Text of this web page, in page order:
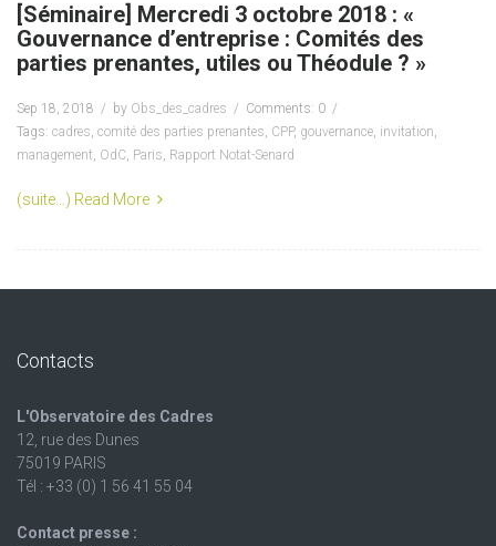
[Séminaire] Mercredi 3 octobre 2018 : «
Gouvernance d’entreprise : Comités des
parties prenantes, utiles ou Théodule ? »
Sep 18, 2018 by Obs_des_cadres
Comments: 0
Tags: cadres, comité des parties prenantes, CPP, gouvernance, invitation,
management, OdC, Paris, Rapport Notat-Senard
(suite…) Read More
Contacts
L'Observatoire des Cadres
12, rue des Dunes
75019 PARIS
Tél : +33 (0) 1 56 41 55 04
Contact presse :